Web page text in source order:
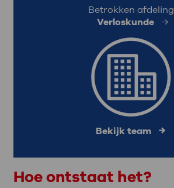
Betrokken afdeling
Verloskunde
Bekijk team
Hoe ontstaat het?